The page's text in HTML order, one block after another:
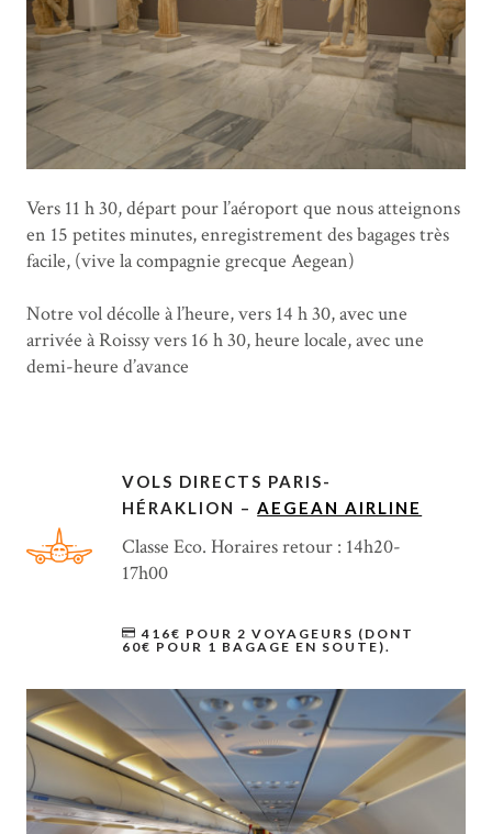
Vers 11 h 30, départ pour l’aéroport que nous atteignons
en 15 petites minutes, enregistrement des bagages très
facile, (vive la compagnie grecque Aegean)
Notre vol décolle à l’heure, vers 14 h 30, avec une
arrivée à Roissy vers 16 h 30, heure locale, avec une
demi-heure d’avance
VOLS DIRECTS PARIS-
HÉRAKLION –AEGEAN AIRLINE
Classe Eco. Horaires retour : 14h20-
17h00
416€ POUR 2 VOYAGEURS (DONT
60€ POUR 1 BAGAGE EN SOUTE).